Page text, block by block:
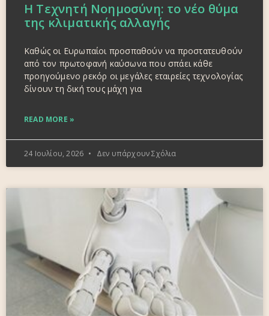
Η Τεχνητή Νοημοσύνη: το νέο θύμα
της κλιματικής αλλαγής
Καθώς οι Ευρωπαίοι προσπαθούν να προστατευθούν
από τον πρωτοφανή καύσωνα που σπάει κάθε
προηγούμενο ρεκόρ οι μεγάλες εταιρείες τεχνολογίας
δίνουν τη δική τους μάχη για
READ MORE »
24 Ιουλίου, 2026 Δεν υπάρχουν Σχόλια